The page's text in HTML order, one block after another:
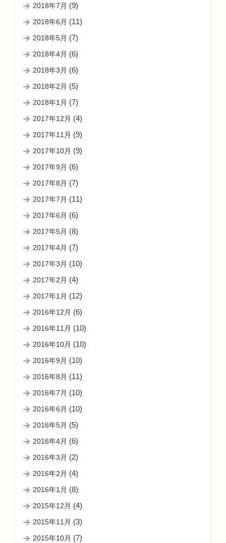
2018年7月 (9)
2018年6月 (11)
2018年5月 (7)
2018年4月 (6)
2018年3月 (6)
2018年2月 (5)
2018年1月 (7)
2017年12月 (4)
2017年11月 (9)
2017年10月 (9)
2017年9月 (6)
2017年8月 (7)
2017年7月 (11)
2017年6月 (6)
2017年5月 (8)
2017年4月 (7)
2017年3月 (10)
2017年2月 (4)
2017年1月 (12)
2016年12月 (6)
2016年11月 (10)
2016年10月 (10)
2016年9月 (10)
2016年8月 (11)
2016年7月 (10)
2016年6月 (10)
2016年5月 (5)
2016年4月 (6)
2016年3月 (2)
2016年2月 (4)
2016年1月 (8)
2015年12月 (4)
2015年11月 (3)
2015年10月 (7)